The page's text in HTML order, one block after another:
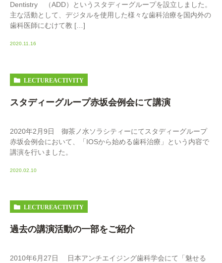
Dentistry （ADD）というスタディーグループを設立しました。
主な活動として、デジタルを使用した様々な歯科治療を国内外の
歯科医師にむけて教 […]
2020.11.16
LECTUREACTIVITY
スタディーグループ赤坂会例会にて講演
2020年2月9日 御茶ノ水ソラシティーにてスタディーグループ
赤坂会例会において、「IOSから始める歯科治療」という内容で
講演を行いました。
2020.02.10
LECTUREACTIVITY
過去の講演活動の一部をご紹介
2010年6月27日 日本アンチエイジング歯科学会にて「魅せる